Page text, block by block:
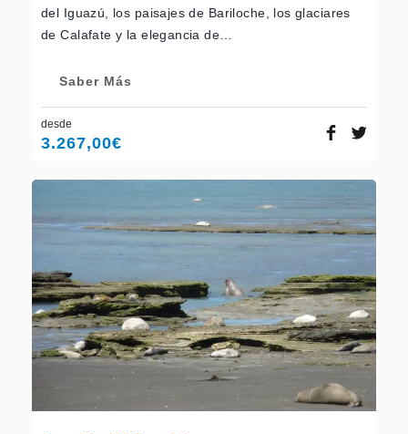
del Iguazú, los paisajes de Bariloche, los glaciares
de Calafate y la elegancia de…
Saber Más
desde
3.267,00€